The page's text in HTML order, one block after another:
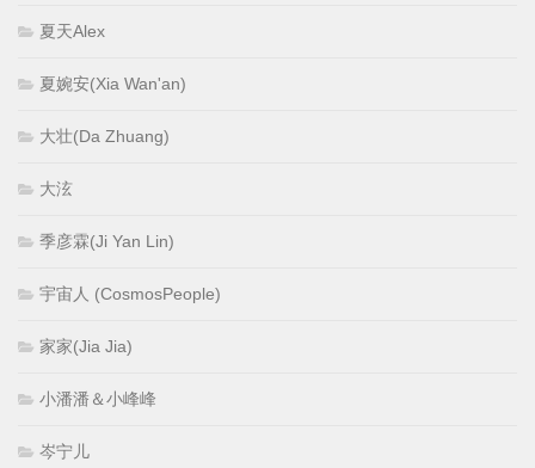
夏天Alex
夏婉安(Xia Wan'an)
大壮(Da Zhuang)
大泫
季彦霖(Ji Yan Lin)
宇宙人 (CosmosPeople)
家家(Jia Jia)
小潘潘＆小峰峰
岑宁儿